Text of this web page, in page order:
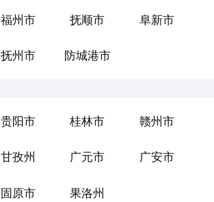
福州市 抚顺市 阜新市
抚州市 防城港市
贵阳市 桂林市 赣州市
甘孜州 广元市 广安市
固原市 果洛州